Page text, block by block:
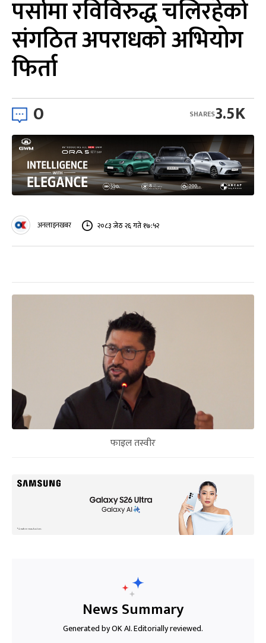
पर्सामा रविविरुद्ध चलिरहेको
संगठित अपराधको अभियोग
फिर्ता
0 3.5K
SHARES
अनलाइनखबर २०८३ जेठ २६ गते १७:५२
फाइल तस्वीर
News Summary
Generated by OK AI. Editorially reviewed.